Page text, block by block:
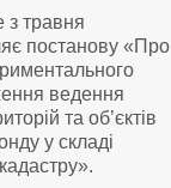
травня
постанову «Про
ведення
та об’єктів
у складі